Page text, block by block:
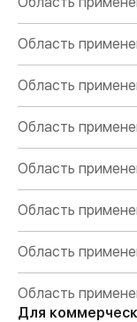
Область
Область
Область
Область
Область
Область
Область
Для